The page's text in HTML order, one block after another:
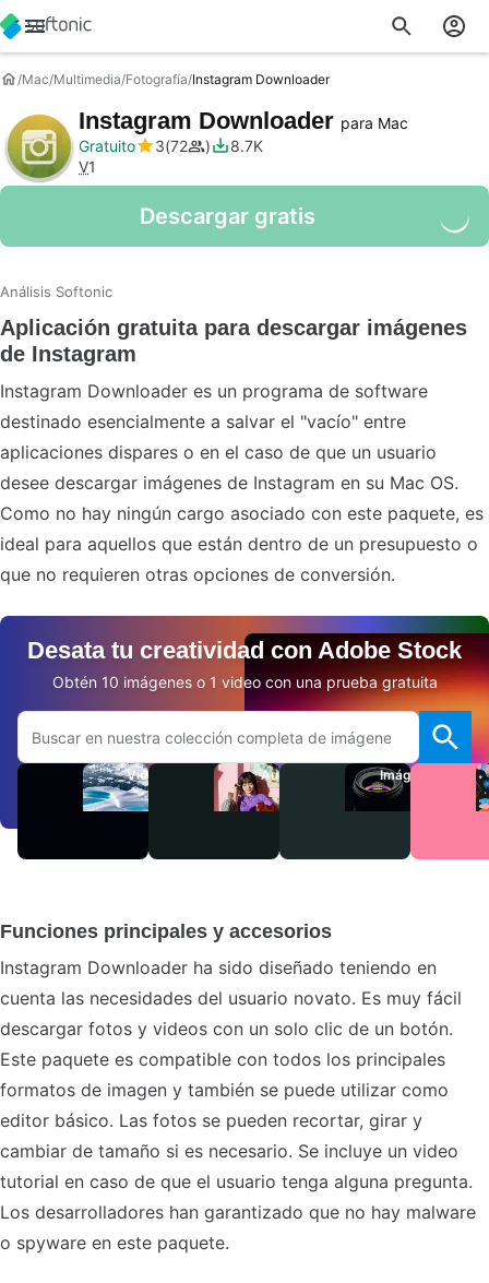
Mac Multimedia Fotografía Instagram Downloader
Instagram Downloader para Mac
Gratuito
3 72
8.7K
V1
Descargar gratis
Análisis Softonic
Aplicación gratuita para descargar imágenes
de Instagram
Instagram Downloader es un programa de software
destinado esencialmente a salvar el "vacío" entre
aplicaciones dispares o en el caso de que un usuario
desee descargar imágenes de Instagram en su Mac OS.
Como no hay ningún cargo asociado con este paquete, es
ideal para aquellos que están dentro de un presupuesto o
que no requieren otras opciones de conversión.
Desata tu creatividad con Adobe Stock
Obtén 10 imágenes o 1 video con una prueba gratuita
Buscar en el sitio web de Adobe.com
Videos Audio Imágenes
Funciones principales y accesorios
Instagram Downloader ha sido diseñado teniendo en
cuenta las necesidades del usuario novato. Es muy fácil
descargar fotos y videos con un solo clic de un botón.
Este paquete es compatible con todos los principales
formatos de imagen y también se puede utilizar como
editor básico. Las fotos se pueden recortar, girar y
cambiar de tamaño si es necesario. Se incluye un video
tutorial en caso de que el usuario tenga alguna pregunta.
Los desarrolladores han garantizado que no hay malware
o spyware en este paquete.